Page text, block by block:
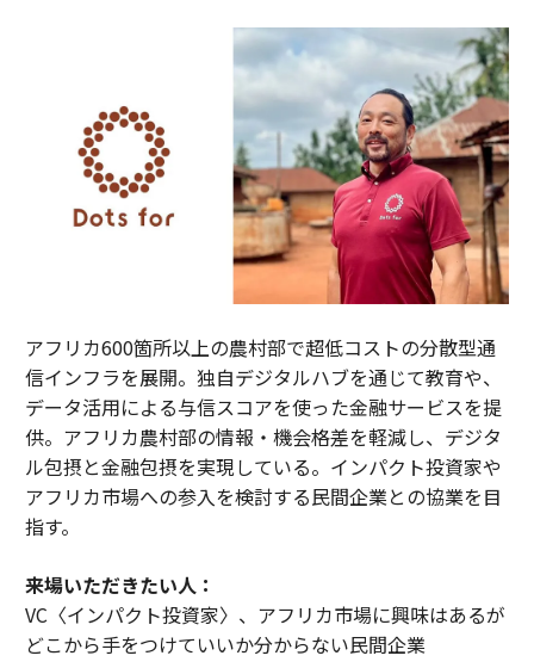
アフリカ600箇所以上の農村部で超低コストの分散型通
信インフラを展開。独自デジタルハブを通じて教育や、
データ活用による与信スコアを使った金融サービスを提
供。アフリカ農村部の情報・機会格差を軽減し、デジタ
ル包摂と金融包摂を実現している。インパクト投資家や
アフリカ市場への参入を検討する民間企業との協業を目
指す。
来場いただきたい人：
VC〈インパクト投資家〉、アフリカ市場に興味はあるが
どこから手をつけていいか分からない民間企業